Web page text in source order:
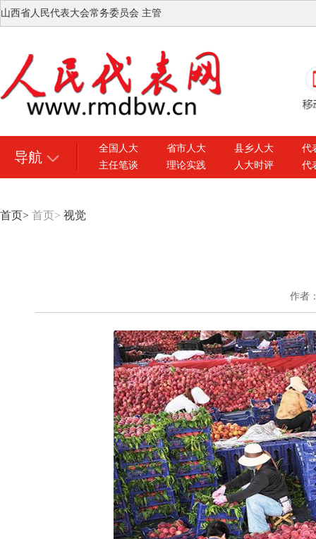
山西省人民代表大会常务委员会 主管
导航
全国人大 省市人大 县乡人大
代
主任笔谈
理论实践 人大时评 代
首页> 首页> 视觉
作者